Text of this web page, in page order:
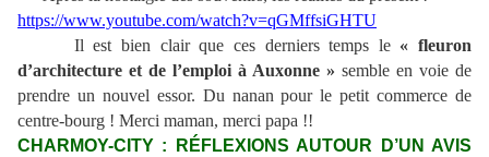
https://www.youtube.com/watch?v=qGMffsiGHTU
Il est bien clair que ces derniers temps le « fleuron
d’architecture et de l’emploi à Auxonne » semble en voie de
prendre un nouvel essor. Du nanan pour le petit commerce de
centre-bourg ! Merci maman, merci papa !!
CHARMOY-CITY : RÉFLEXIONS AUTOUR D’UN AVIS